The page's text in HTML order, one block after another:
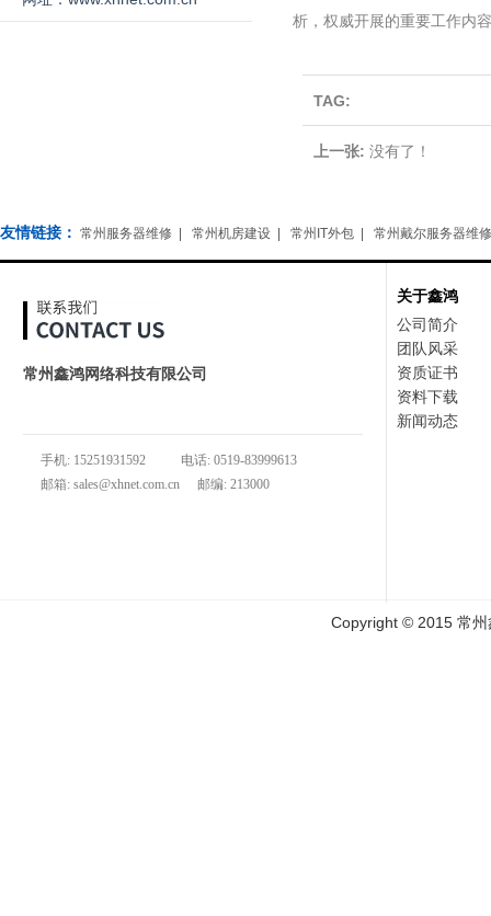
析，权威开展的重要工作内
TAG:
上一张:没有了！
友情链接： 常州服务器维修 常州机房建设 常州IT外包 常州戴尔服务器维修
常州鑫鸿网络科技有限公司
手机: 15251931592
电话: 0519-83999613
邮箱: sales@xhnet.com.cn
邮编: 213000
关于鑫鸿
公司简介
团队风采
资质证书
资料下载
新闻动态
Copyright © 2015 常